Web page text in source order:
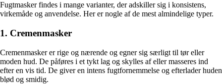
Fugtmasker findes i mange varianter, der adskiller sig i konsistens,
virkemåde og anvendelse. Her er nogle af de mest almindelige typer.
1. Cremenmasker
Cremenmasker er rige og nærende og egner sig særligt til tør eller
moden hud. De påføres i et tykt lag og skylles af eller masseres ind
efter en vis tid. De giver en intens fugtfornemmelse og efterlader huden
blød og smidig.